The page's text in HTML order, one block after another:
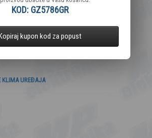
KOD: GZ5786GR
kupon kod za popust
KLIMA UREĐAJA